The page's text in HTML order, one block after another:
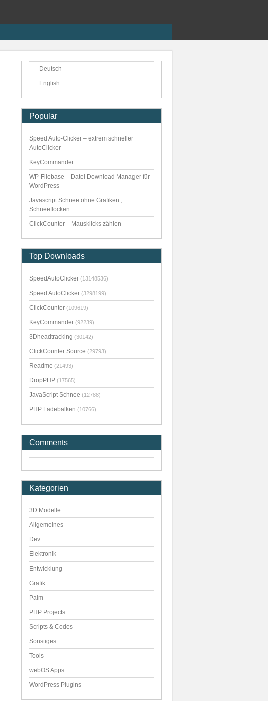
Deutsch
English
Popular
Speed Auto-Clicker – extrem schneller
AutoClicker
KeyCommander
WP-Filebase – Datei Download Manager für
WordPress
Javascript Schnee ohne Grafiken ,
Schneeflocken
ClickCounter – Mausklicks zählen
Top Downloads
SpeedAutoClicker (13148536)
Speed AutoClicker (3298199)
ClickCounter (109619)
KeyCommander (92239)
3Dheadtracking (30142)
ClickCounter Source (29793)
Readme (21493)
DropPHP (17565)
JavaScript Schnee (12788)
PHP Ladebalken (10766)
Comments
Kategorien
3D Modelle
Allgemeines
Dev
Elektronik
Entwicklung
Grafik
Palm
PHP Projects
Scripts & Codes
Sonstiges
Tools
webOS Apps
WordPress Plugins